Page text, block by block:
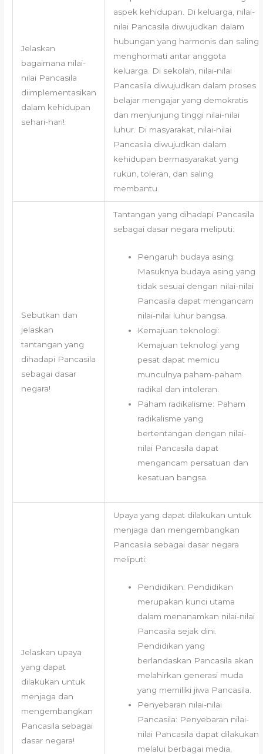
Jelaskan
bagaimana nilai-
nilai Pancasila
diimplementasikan
dalam kehidupan
sehari-hari!
aspek kehidupan. Di keluarga, nilai-
nilai Pancasila diwujudkan dalam
hubungan yang harmonis dan saling
menghormati antar anggota
keluarga. Di sekolah, nilai-nilai
Pancasila diwujudkan dalam proses
belajar mengajar yang demokratis
dan menjunjung tinggi nilai-nilai
luhur. Di masyarakat, nilai-nilai
Pancasila diwujudkan dalam
kehidupan bermasyarakat yang
rukun, toleran, dan saling
membantu.
Sebutkan dan
jelaskan
tantangan yang
dihadapi Pancasila
sebagai dasar
negara!
Tantangan yang dihadapi Pancasila
sebagai dasar negara meliputi:
Pengaruh budaya asing:
Masuknya budaya asing yang
tidak sesuai dengan nilai-nilai
Pancasila dapat mengancam
nilai-nilai luhur bangsa.
Kemajuan teknologi:
Kemajuan teknologi yang
pesat dapat memicu
munculnya paham-paham
radikal dan intoleran.
Paham radikalisme: Paham
radikalisme yang
bertentangan dengan nilai-
nilai Pancasila dapat
mengancam persatuan dan
kesatuan bangsa.
Jelaskan upaya
yang dapat
dilakukan untuk
menjaga dan
mengembangkan
Pancasila sebagai
dasar negara!
Upaya yang dapat dilakukan untuk
menjaga dan mengembangkan
Pancasila sebagai dasar negara
meliputi:
Pendidikan: Pendidikan
merupakan kunci utama
dalam menanamkan nilai-nilai
Pancasila sejak dini.
Pendidikan yang
berlandaskan Pancasila akan
melahirkan generasi muda
yang memiliki jiwa Pancasila.
Penyebaran nilai-nilai
Pancasila: Penyebaran nilai-
nilai Pancasila dapat dilakukan
melalui berbagai media,